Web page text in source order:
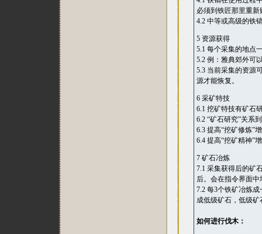
必须到铁匠那里重新
4.2 中等或高级的铁
5 资源获得
5.1 每个采集的地点
5.2 例：雅典郊外可
5.3 当前采集的资源
源才能恢复。
6 采矿特技
6.1 挖矿特技有矿石
6.2 “矿石研究”关系
6.3 提高“挖矿修炼”
6.4 提高“挖矿精神”
7 矿石冶炼
7.1 采集获得后的矿
后。会在指令界面中
7.2 每3个铁矿冶炼
成低级矿石，低级
如何进行伐木：